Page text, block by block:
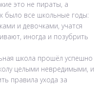
это не пираты, а
было все школьные годы:
и девочками, учатся
иногда и позубрить
школа прошёл успешно
целыми невредимыми, и
правила ухода за